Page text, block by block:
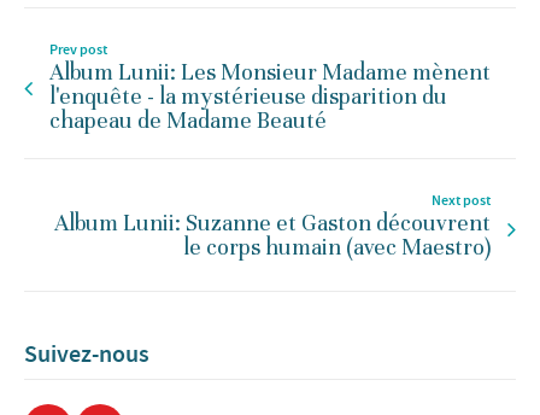
Prev post
Album Lunii: Les Monsieur Madame mènent
l'enquête - la mystérieuse disparition du
chapeau de Madame Beauté
Next post
Album Lunii: Suzanne et Gaston découvrent
le corps humain (avec Maestro)
Suivez-nous